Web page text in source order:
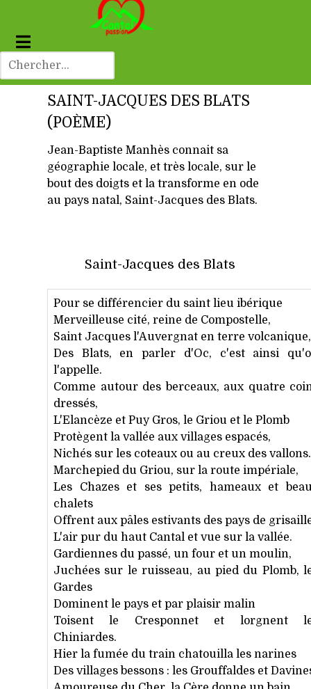
SAINT-JACQUES DES BLATS
(POÈME)
Jean-Baptiste Manhès connait sa
géographie locale, et très locale, sur le
bout des doigts et la transforme en ode
au pays natal, Saint-Jacques des Blats.
Saint-Jacques des Blats
Pour se différencier du saint lieu ibérique
Merveilleuse cité, reine de Compostelle,
Saint Jacques l'Auvergnat en terre volcanique,
Des Blats, en parler d'Oc, c'est ainsi
l'appelle.
Comme autour des berceaux, aux quatre
dressés,
L'Elancèze et Puy Gros, le Griou et le Plomb
Protègent la vallée aux villages espacés,
Nichés sur les coteaux ou au creux des vallons.
Marchepied du Griou, sur la route impériale,
Les Chazes et ses petits, hameaux et
chalets
Offrent aux pâles estivants des pays de
L'air pur du haut Cantal et vue sur la vallée.
Gardiennes du passé, un four et un moulin,
Juchées sur le ruisseau, au pied du Plomb,
Gardes
Dominent le pays et par plaisir malin
Toisent le Cresponnet et lorgnent
Chiniardes.
Hier la fumée du train chatouilla les narines
Des villages bessons : les Grouffaldes et